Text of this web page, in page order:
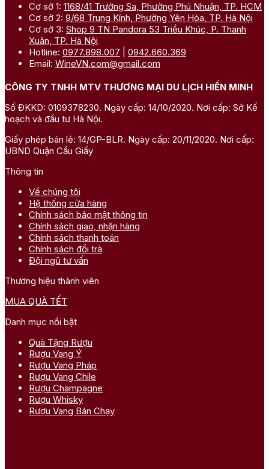
Cơ sở 1: 1168/41 Trường Sa, Phường Phú Nhuận, TP. HCM
Cơ sở 2: 9/68 Trung Kính, Phường Yên Hòa, TP. Hà Nội
Cơ sở 3: Shop 9 TN Pandora 53 Triều Khúc, P. Thanh
Xuân, TP. Hà Nội
Hotline: 0977.898.007
0942.660.369
Email: WineVN.com@gmail.com
CÔNG TY TNHH MTV THƯƠNG MẠI DU LỊCH HIỀN MINH
Số ĐKKD: 0109378230. Ngày cấp: 14/10/2020. Nơi cấp: Sở Kế
hoạch và đầu tư Hà Nội.
Giấy phép bán lẻ: 14/GP-BLR. Ngày cấp: 20/11/2020. Nơi cấp:
UBND Quận Cầu Giấy
Thông tin
Về chúng tôi
Hệ thống cửa hàng
Chính sách bảo mật thông tin
Chính sách giao, nhận hàng
Chính sách thanh toán
Chính sách đổi trả
Đội ngũ tư vấn
Thương hiệu thành viên
MUA QUÀ TẾT
Danh mục nổi bật
Quà Tặng Rượu
Rượu Vang Ý
Rượu Vang Pháp
Rượu Vang Chile
Rượu Champagne
Rượu Whisky
Rượu Vang Bán Chạy